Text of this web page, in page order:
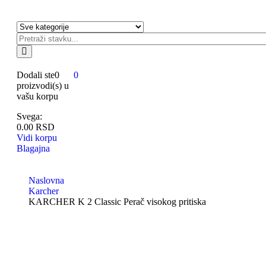
0
Dodali ste0
proizvodi(s) u
vašu korpu
Svega:
0.00 RSD
Vidi korpu
Blagajna
Naslovna
Karcher
KARCHER K 2 Classic Perač visokog pritiska